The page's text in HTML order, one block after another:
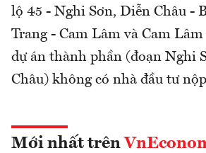
lộ 45 - Nghi Sơn, Diễn Châu -
Trang - Cam Lâm và Cam
dự án thành phần (đoạn Nghi
Châu) không có nhà đầu tư
Mới nhất trên